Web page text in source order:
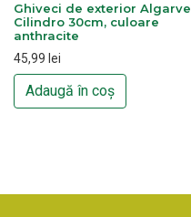
Ghiveci de exterior Algarve
Cilindro 30cm, culoare
anthracite
45,99 lei
Adaugă în coș